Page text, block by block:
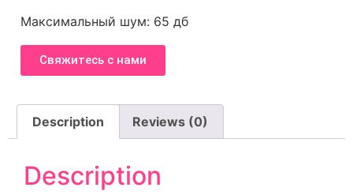
Максимальный шум: 65 дб
Свяжитесь с нами
Description Reviews (0)
Description